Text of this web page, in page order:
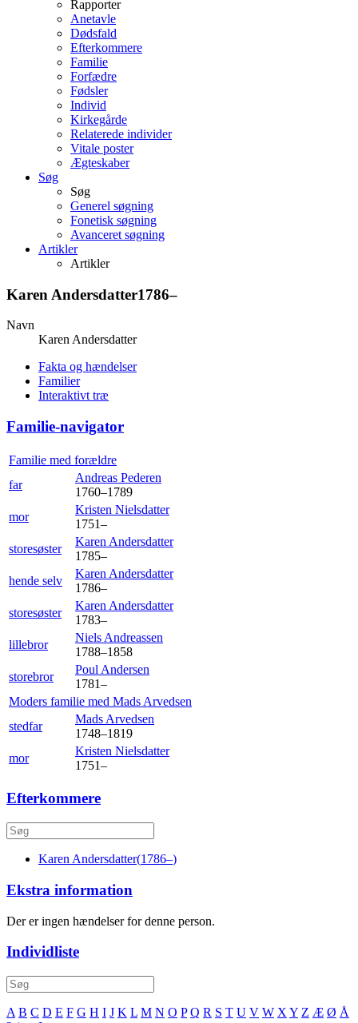
Rapporter
Anetavle
Dødsfald
Efterkommere
Familie
Forfædre
Fødsler
Individ
Kirkegårde
Relaterede individer
Vitale poster
Ægteskaber
Søg
Søg
Generel søgning
Fonetisk søgning
Avanceret søgning
Artikler
Artikler
Karen Andersdatter1786–
Navn
Karen Andersdatter
Fakta og hændelser
Familier
Interaktivt træ
Familie-navigator
Familie med forældre
far
Andreas Pederen
1760–1789
mor
Kristen Nielsdatter
1751–
storesøster
Karen Andersdatter
1785–
hende selv
Karen Andersdatter
1786–
storesøster
Karen Andersdatter
1783–
lillebror
Niels Andreassen
1788–1858
storebror
Poul Andersen
1781–
Moders familie med Mads Arvedsen
stedfar
Mads Arvedsen
1748–1819
mor
Kristen Nielsdatter
1751–
Efterkommere
Karen Andersdatter(1786–)
Ekstra information
Der er ingen hændelser for denne person.
Individliste
A B C D E F G H I J K L M N O P Q R S T U V W X Y Z Æ Ø Å